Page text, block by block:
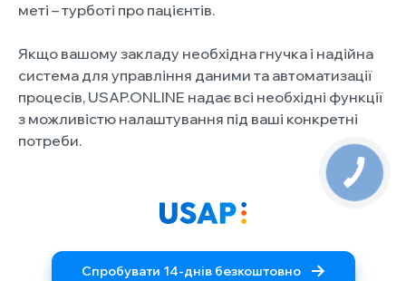
меті – турботі про пацієнтів.
Якщо вашому закладу необхідна гнучка і надійна
система для управління даними та автоматизації
процесів, USAP.ONLINE надає всі необхідні функції
з можливістю налаштування під ваші конкретні
потреби.
Спробувати 14-днів безкоштовно